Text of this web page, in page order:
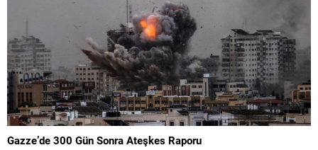
Gazze’de 300 Gün Sonra Ateşkes Raporu